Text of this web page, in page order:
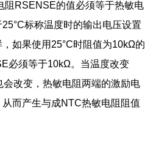
阻RSENSE的值必须等于热敏电
标称温度时的输出电压设置
如果使用25°C时阻值为10kΩ的
必须等于10kΩ。当温度改变
改变，热敏电阻两端的激励电
而产生与成NTC热敏电阻阻值